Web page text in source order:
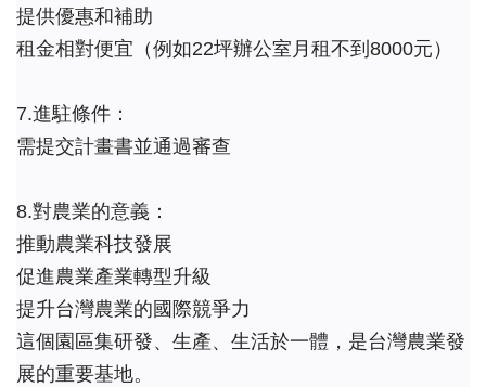
提供優惠和補助
租金相對便宜（例如22坪辦公室月租不到8000元）
7.進駐條件：
需提交計畫書並通過審查
8.對農業的意義：
推動農業科技發展
促進農業產業轉型升級
提升台灣農業的國際競爭力
這個園區集研發、生產、生活於一體，是台灣農業發
展的重要基地。